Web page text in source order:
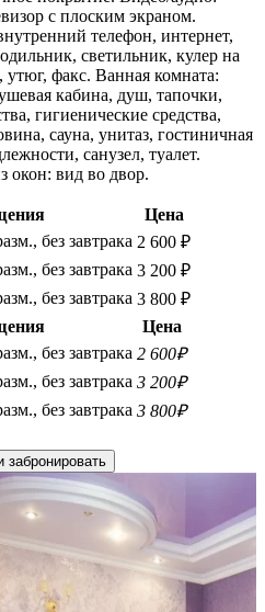
с плоским экраном.
телефон, интернет,
светильник, кулер на
утюг, факс. Ванная комната:
кабина, душ, тапочки,
гигиенические средства,
сауна, унитаз, гостиничная
санузел, туалет.
окон: вид во двор.
Цена
без завтрака 2 600 ₽
без завтрака 3 200 ₽
без завтрака 3 800 ₽
Цена
без завтрака 2 600₽
без завтрака 3 200₽
без завтрака 3 800₽
забронировать